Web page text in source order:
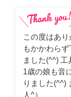
この度はあ
もかかわら
ました(^^) 工
1歳の娘も音
りました(^^)
人^）